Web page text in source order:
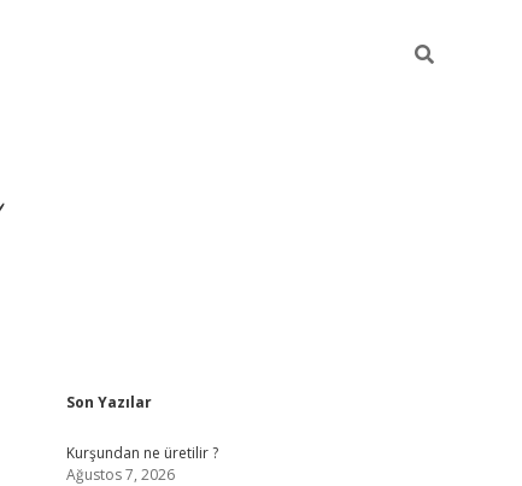
Sidebar
Son Yazılar
Kurşundan ne üretilir ?
Ağustos 7, 2026